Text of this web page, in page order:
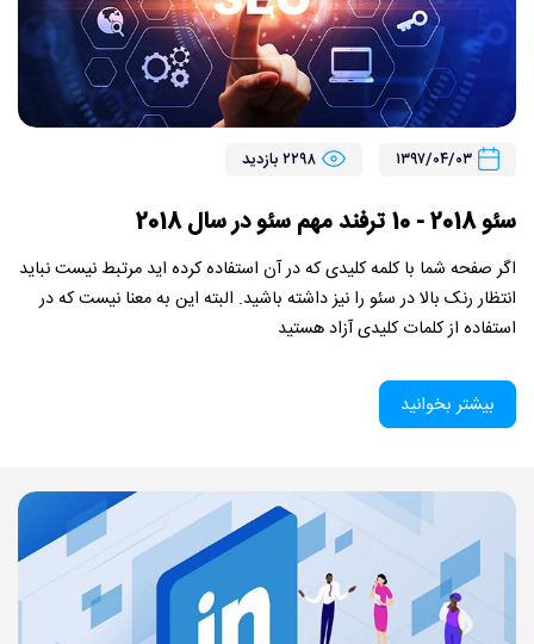
بلاگ
درباره ما
تماس با ما
۱۳۹۷/۰۴/۰۳ ۲۲۹۸ بازدید
سئو 2018 - 10 ترفند مهم سئو در سال 2018
اگر صفحه شما با کلمه کلیدی که در آن استفاده کرده اید مرتبط نیست نباید
انتظار رنک بالا در سئو را نیز داشته باشید. البته این به معنا نیست که در
استفاده از کلمات کلیدی آزاد هستید
بیشتر بخوانید